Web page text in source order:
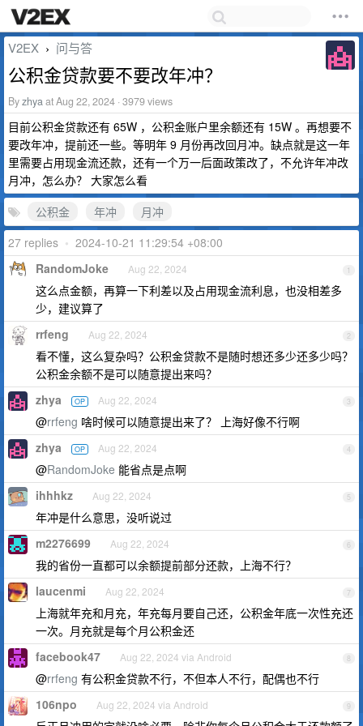
V2EX › 问与答
公积金贷款要不要改年冲？
Byzhyaat Aug 22, 2024 · 3979 views
目前公积金贷款还有 65W ，公积金账户里余额还有 15W 。再想要不
要改年冲，提前还一些。等明年 9 月份再改回月冲。缺点就是这一年
里需要占用现金流还款，还有一个万一后面政策改了，不允许年冲改
月冲，怎么办？ 大家怎么看
公积金
年冲
月冲
27 replies • 2024-10-21 11:29:54 +08:00
1
RandomJoke Aug 22, 2024
这么点金额，再算一下利差以及占用现金流利息，也没相差多
少，建议算了
2
rrfeng Aug 22, 2024
看不懂，这么复杂吗？公积金贷款不是随时想还多少还多少吗？
公积金余额不是可以随意提出来吗？
3
zhya OP Aug 22, 2024
@rrfeng 啥时候可以随意提出来了？ 上海好像不行啊
4
zhya OP Aug 22, 2024
@RandomJoke 能省点是点啊
5
ihhhkz Aug 22, 2024
年冲是什么意思，没听说过
6
m2276699 Aug 22, 2024
我的省份一直都可以余额提前部分还款，上海不行？
7
laucenmi Aug 22, 2024
上海就年充和月充，年充每月要自己还，公积金年底一次性充还
一次。月充就是每个月公积金还
8
facebook47 Aug 22, 2024 via Android
@rrfeng 有公积金贷款不行，不但本人不行，配偶也不行
9
106npo Aug 22, 2024 via Android